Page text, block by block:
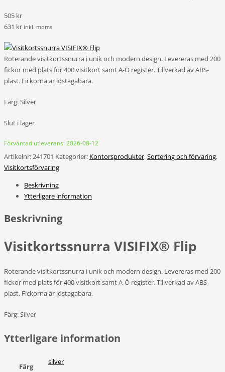
505 kr
631 kr inkl. moms
Roterande visitkortssnurra i unik och modern design. Levereras med 200
fickor med plats för 400 visitkort samt A-Ö register. Tillverkad av ABS-
plast. Fickorna är löstagabara.
Färg: Silver
Slut i lager
Förväntad utleverans: 2026-08-12
Artikelnr:241701 Kategorier: Kontorsprodukter,Sortering och förvaring,
Visitkortsförvaring
Beskrivning
Ytterligare information
Beskrivning
Visitkortssnurra VISIFIX® Flip
Roterande visitkortssnurra i unik och modern design. Levereras med 200
fickor med plats för 400 visitkort samt A-Ö register. Tillverkad av ABS-
plast. Fickorna är löstagabara.
Färg: Silver
Ytterligare information
Färg
silver